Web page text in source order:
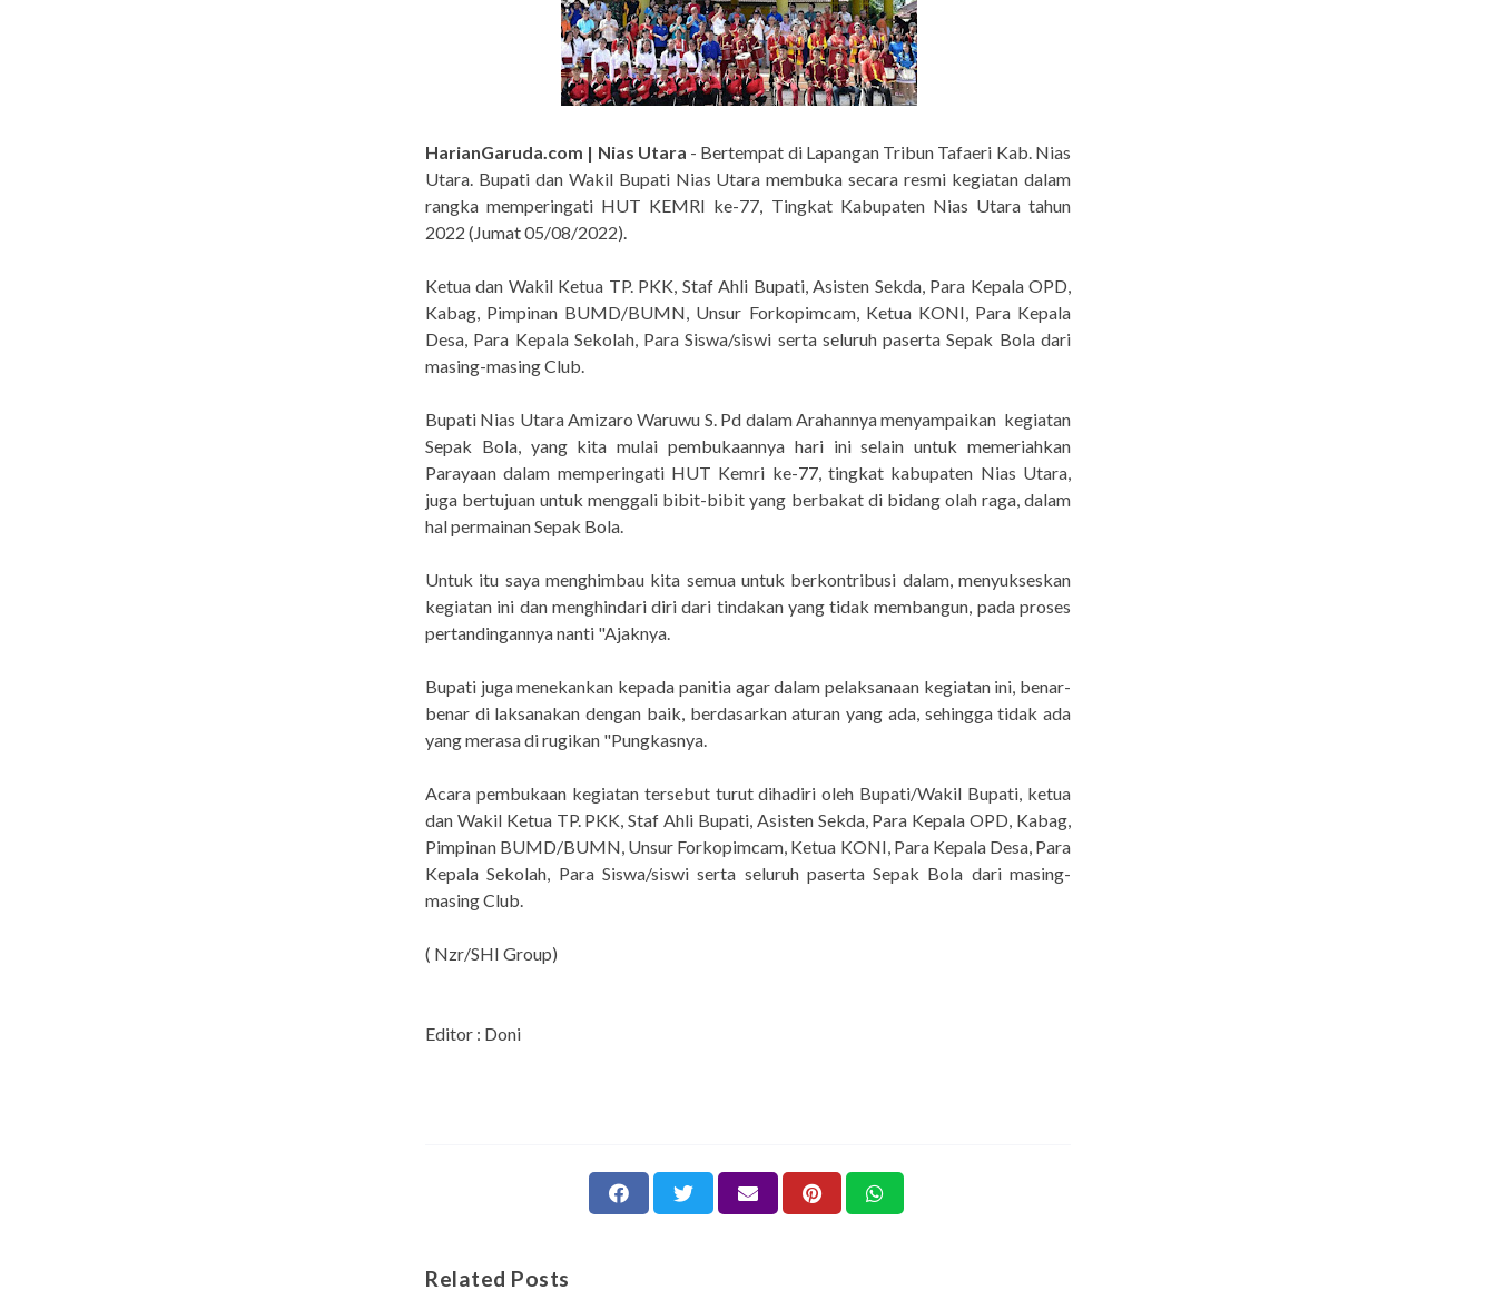
HarianGaruda.com | Nias Utara - Bertempat di Lapangan Tribun Tafaeri Kab. Nias
Utara. Bupati dan Wakil Bupati Nias Utara membuka secara resmi kegiatan dalam
rangka memperingati HUT KEMRI ke-77, Tingkat Kabupaten Nias Utara tahun
2022 (Jumat 05/08/2022).
Ketua dan Wakil Ketua TP. PKK, Staf Ahli Bupati, Asisten Sekda, Para Kepala OPD,
Kabag, Pimpinan BUMD/BUMN, Unsur Forkopimcam, Ketua KONI, Para Kepala
Desa, Para Kepala Sekolah, Para Siswa/siswi serta seluruh paserta Sepak Bola dari
masing-masing Club.
Bupati Nias Utara Amizaro Waruwu S. Pd dalam Arahannya menyampaikan kegiatan
Sepak Bola, yang kita mulai pembukaannya hari ini selain untuk memeriahkan
Parayaan dalam memperingati HUT Kemri ke-77, tingkat kabupaten Nias Utara,
juga bertujuan untuk menggali bibit-bibit yang berbakat di bidang olah raga, dalam
hal permainan Sepak Bola.
Untuk itu saya menghimbau kita semua untuk berkontribusi dalam, menyukseskan
kegiatan ini dan menghindari diri dari tindakan yang tidak membangun, pada proses
pertandingannya nanti "Ajaknya.
Bupati juga menekankan kepada panitia agar dalam pelaksanaan kegiatan ini, benar-
benar di laksanakan dengan baik, berdasarkan aturan yang ada, sehingga tidak ada
yang merasa di rugikan "Pungkasnya.
Acara pembukaan kegiatan tersebut turut dihadiri oleh Bupati/Wakil Bupati, ketua
dan Wakil Ketua TP. PKK, Staf Ahli Bupati, Asisten Sekda, Para Kepala OPD, Kabag,
Pimpinan BUMD/BUMN, Unsur Forkopimcam, Ketua KONI, Para Kepala Desa, Para
Kepala Sekolah, Para Siswa/siswi serta seluruh paserta Sepak Bola dari masing-
masing Club.
( Nzr/SHI Group)
Editor : Doni
Related Posts